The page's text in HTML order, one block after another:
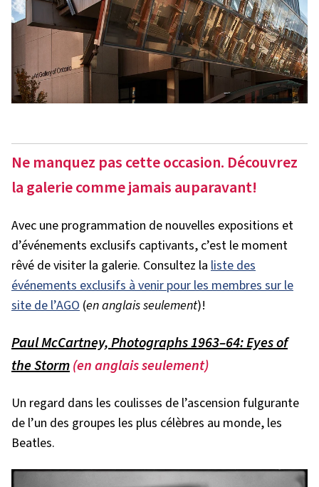
Ne manquez pas cette occasion. Découvrez
la galerie comme jamais auparavant!
Avec une programmation de nouvelles expositions et
d’événements exclusifs captivants, c’est le moment
rêvé de visiter la galerie. Consultez la liste des
événements exclusifs à venir pour les membres sur le
site de l’AGO (en anglais seulement)!
Paul McCartney, Photographs 1963–64: Eyes of
the Storm(en anglais seulement)
Un regard dans les coulisses de l’ascension fulgurante
de l’un des groupes les plus célèbres au monde, les
Beatles.